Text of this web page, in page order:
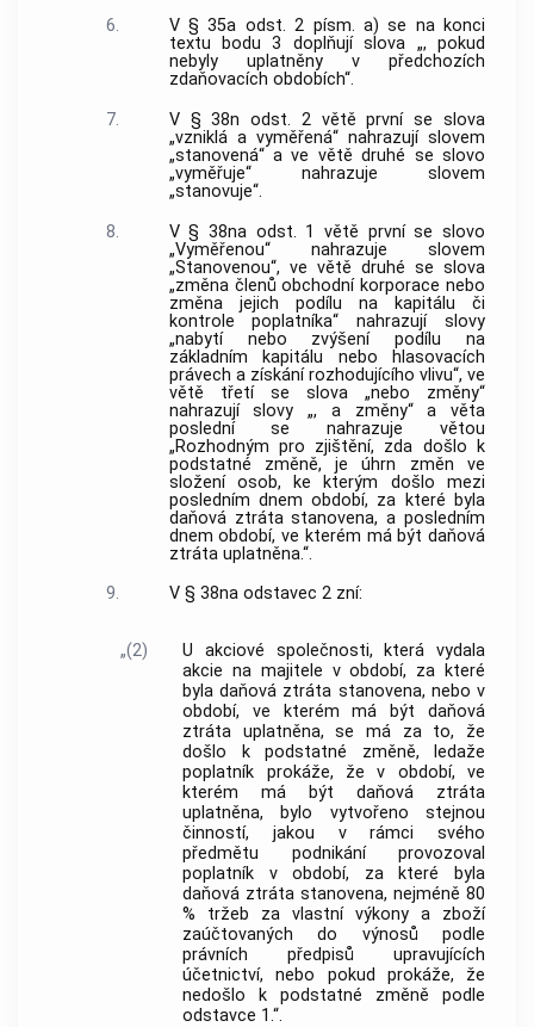
6.
V § 35a odst. 2 písm. a) se na konci
textu bodu 3 doplňují slova „, pokud
nebyly uplatněny v předchozích
zdaňovacích obdobích“.
7.
V § 38n odst. 2 větě první se slova
„vzniklá a vyměřená“ nahrazují slovem
„stanovená“ a ve větě druhé se slovo
„vyměřuje“ nahrazuje slovem
„stanovuje“.
8.
V § 38na odst. 1 větě první se slovo
„Vyměřenou“ nahrazuje slovem
„Stanovenou“, ve větě druhé se slova
„změna členů obchodní korporace nebo
změna jejich podílu na kapitálu či
kontrole poplatníka“ nahrazují slovy
„nabytí nebo zvýšení podílu na
základním kapitálu nebo hlasovacích
právech a získání rozhodujícího vlivu“, ve
větě třetí se slova „nebo změny“
nahrazují slovy „, a změny“ a věta
poslední se nahrazuje větou
„Rozhodným pro zjištění, zda došlo k
podstatné změně, je úhrn změn ve
složení osob, ke kterým došlo mezi
posledním dnem období, za které byla
daňová ztráta stanovena, a posledním
dnem období, ve kterém má být daňová
ztráta uplatněna.“.
9.
V § 38na odstavec 2 zní:
„(2)
U akciové společnosti, která vydala
akcie na majitele v období, za které
byla daňová ztráta stanovena, nebo v
období, ve kterém má být daňová
ztráta uplatněna, se má za to, že
došlo k podstatné změně, ledaže
poplatník prokáže, že v období, ve
kterém má být daňová ztráta
uplatněna, bylo vytvořeno stejnou
činností, jakou v rámci svého
předmětu podnikání provozoval
poplatník v období, za které byla
daňová ztráta stanovena, nejméně 80
% tržeb za vlastní výkony a zboží
zaúčtovaných do výnosů podle
právních předpisů upravujících
účetnictví, nebo pokud prokáže, že
nedošlo k podstatné změně podle
odstavce 1.“.